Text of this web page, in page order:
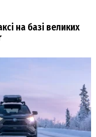
на базі великих